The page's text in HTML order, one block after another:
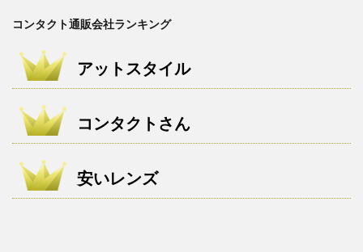
コンタクト通販会社ランキング
アットスタイル
コンタクトさん
安いレンズ